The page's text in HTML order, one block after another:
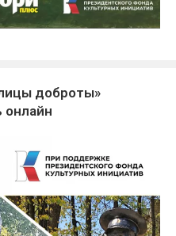
доброты»
онлайн